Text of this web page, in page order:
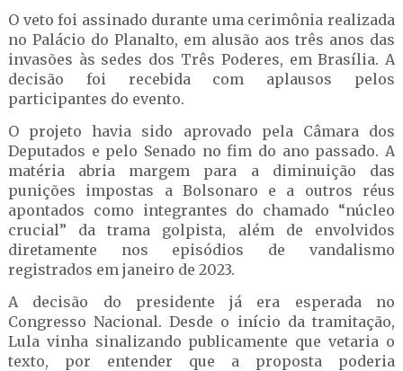
O veto foi assinado durante uma cerimônia realizada
no Palácio do Planalto, em alusão aos três anos das
invasões às sedes dos Três Poderes, em Brasília. A
decisão foi recebida com aplausos pelos
participantes do evento.
O projeto havia sido aprovado pela Câmara dos
Deputados e pelo Senado no fim do ano passado. A
matéria abria margem para a diminuição das
punições impostas a Bolsonaro e a outros réus
apontados como integrantes do chamado “núcleo
crucial” da trama golpista, além de envolvidos
diretamente nos episódios de vandalismo
registrados em janeiro de 2023.
A decisão do presidente já era esperada no
Congresso Nacional. Desde o início da tramitação,
Lula vinha sinalizando publicamente que vetaria o
texto, por entender que a proposta poderia